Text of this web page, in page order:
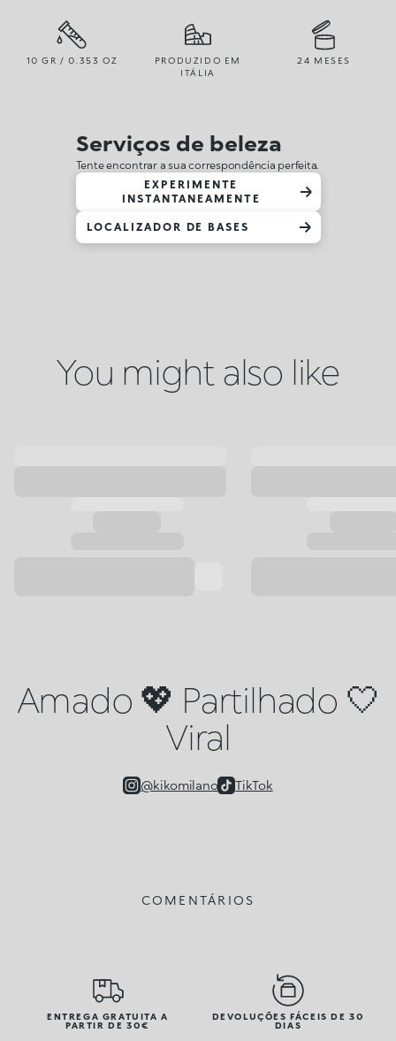
10 GR / 0.353 OZ
PRODUZIDO EM
ITÁLIA
24 MESES
Serviços de beleza
Tente encontrar a sua correspondência perfeita.
EXPERIMENTE
INSTANTANEAMENTE
LOCALIZADOR DE BASES
You might also like
Amado 💖 Partilhado 🤍
Viral
@kikomilano TikTok
COMENTÁRIOS
ENTREGA GRATUITA A
PARTIR DE 30€
DEVOLUÇÕES FÁCEIS DE 30
DIAS